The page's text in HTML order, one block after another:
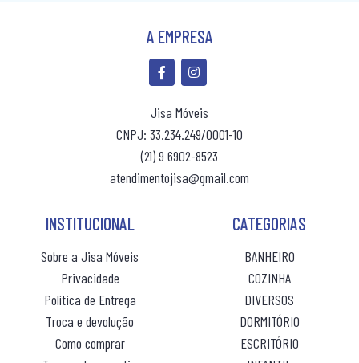
A EMPRESA
Jisa Móveis
CNPJ: 33.234.249/0001-10
(21) 9 6902-8523
atendimentojisa@gmail.com
INSTITUCIONAL
Sobre a Jisa Móveis
Privacidade
Política de Entrega
Troca e devolução
Como comprar
CATEGORIAS
BANHEIRO
COZINHA
DIVERSOS
DORMITÓRIO
ESCRITÓRIO